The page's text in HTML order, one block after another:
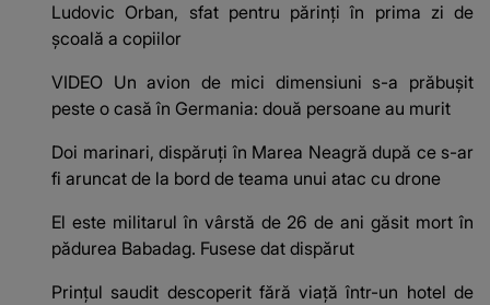
Ludovic Orban, sfat pentru părinți în prima zi de
școală a copiilor
VIDEO Un avion de mici dimensiuni s-a prăbușit
peste o casă în Germania: două persoane au murit
Doi marinari, dispăruți în Marea Neagră după ce s-ar
fi aruncat de la bord de teama unui atac cu drone
El este militarul în vârstă de 26 de ani găsit mort în
pădurea Babadag. Fusese dat dispărut
Prințul saudit descoperit fără viață într-un hotel de